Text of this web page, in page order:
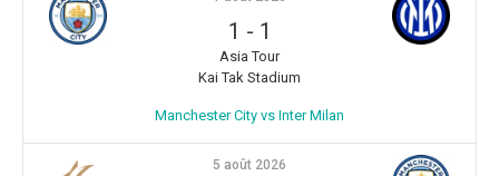
1 - 1
Asia Tour
Kai Tak Stadium
Manchester City vs Inter Milan
5 août 2026